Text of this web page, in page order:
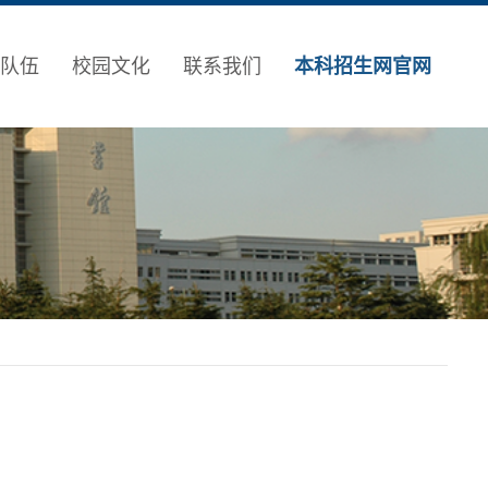
伍 校园文化 联系我们 本科招生网官网